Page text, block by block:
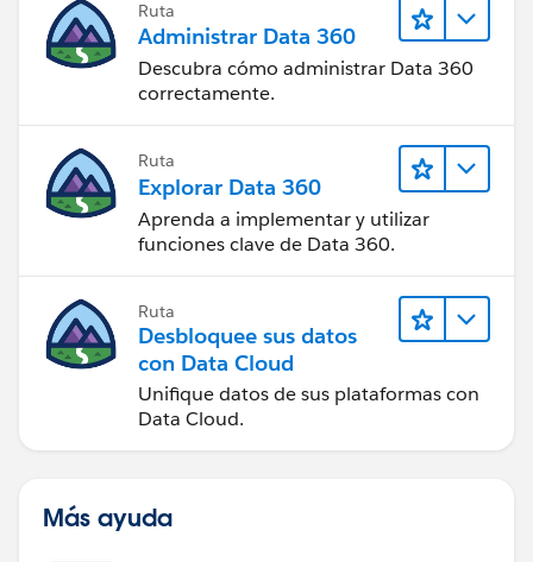
Ruta
Administrar Data 360
Descubra cómo administrar Data 360
correctamente.
Ruta
Explorar Data 360
Aprenda a implementar y utilizar
funciones clave de Data 360.
Ruta
Desbloquee sus datos
con Data Cloud
Unifique datos de sus plataformas con
Data Cloud.
Más ayuda